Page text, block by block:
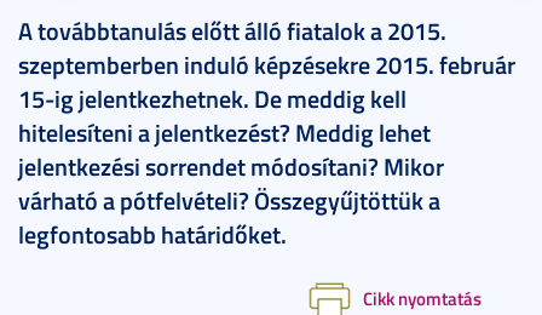
A továbbtanulás előtt álló fiatalok a 2015.
szeptemberben induló képzésekre 2015. február
15-ig jelentkezhetnek. De meddig kell
hitelesíteni a jelentkezést? Meddig lehet
jelentkezési sorrendet módosítani? Mikor
várható a pótfelvételi? Összegyűjtöttük a
legfontosabb határidőket.
Cikk nyomtatás